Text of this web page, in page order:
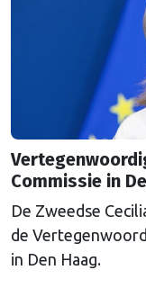
Commissie in
De Zweedse
de
in Den Haag.